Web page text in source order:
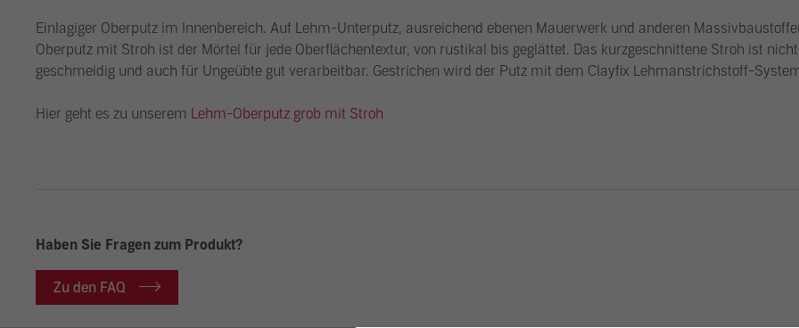
Einlagiger Oberputz im Innenbereich. Auf Lehm-Unterputz, ausreichend ebenen Mauerwerk und anderen
Oberputz mit Stroh ist der Mörtel für jede Oberflächentextur, von rustikal bis geglättet. Das kurzgeschnittene Stroh ist
geschmeidig und auch für Ungeübte gut verarbeitbar. Gestrichen wird der Putz mit dem Clayfix Lehmanstrichstoff-
Hier geht es zu unserem Lehm-Oberputz grob mit Stroh
Haben Sie Fragen zum Produkt?
Zu den FAQ